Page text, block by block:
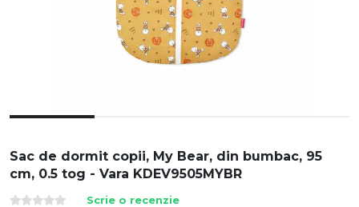
Sac de dormit copii, My Bear, din bumbac, 95
cm, 0.5 tog - Vara KDEV9505MYBR
Scrie o recenzie